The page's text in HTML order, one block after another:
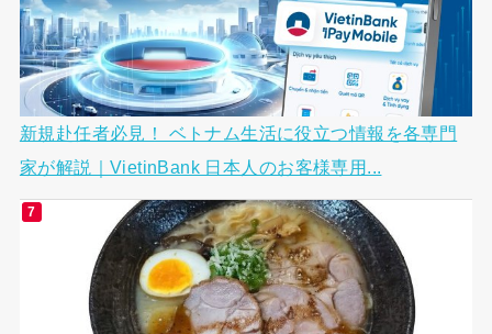
新規赴任者必見！ ベトナム生活に役立つ情報を各専門
家が解説｜VietinBank 日本人のお客様専用...